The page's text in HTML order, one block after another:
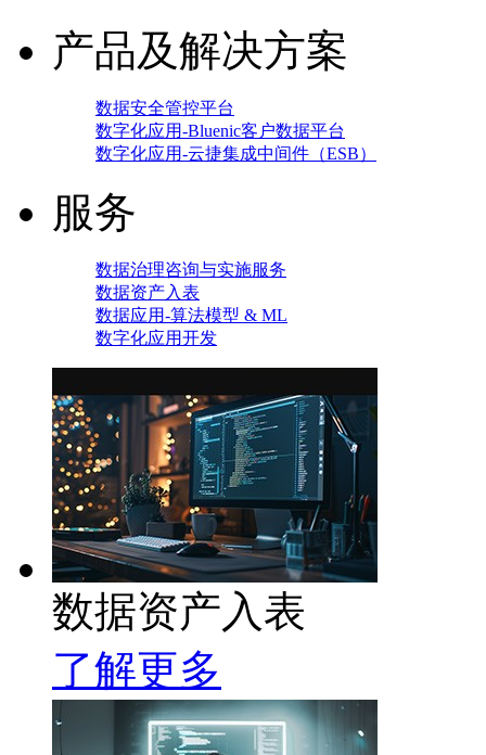
产品及解决方案
数据安全管控平台
数字化应用-Bluenic客户数据平台
数字化应用-云捷集成中间件（ESB）
服务
数据治理咨询与实施服务
数据资产入表
数据应用-算法模型 & ML
数字化应用开发
数据资产入表
了解更多